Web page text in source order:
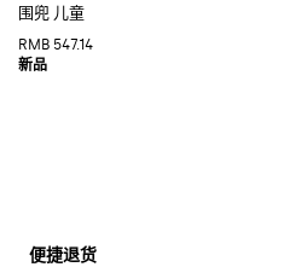
围兜 儿童
RMB 547.14
便捷退货